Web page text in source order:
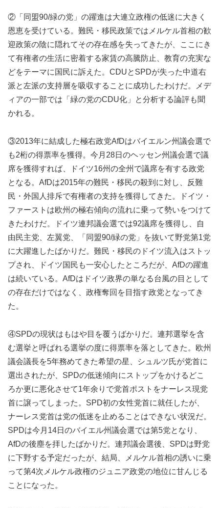
②「同盟90/緑の党」の躍進は大連立政権の低迷に大きく
恩恵を受けている。難民・移民政策ではメルケル首相の歓
迎政策の陰に隠れてその存在感を失ってきたが、ここにき
て有権者の生活に密着する家賃の高騰防止、教育の充実な
どをテーマに国民に訴えた。CDUとSPDが失った中道右
派と左派の支持層を吸収することに成功したわけだ。メデ
ィアの一部では「緑の党のCDU化」と分析する論評も聞
かれる。
③2013年に結成した極右政党AfDはバイエルン州議会選で
も2桁の得票率を獲得。今月28日のヘッセン州議会選で議
席を獲得すれば、ドイツ16州の全州で議席を有する政党
となる。AfDは2015年の難民・移民の殺到に対し、反難
民・外国人排斥で有権者の支持を獲得してきた。ドイツ・
ファーストは欧州の極右傾向の流れに乗って勢いをつけて
きたわけだ。ドイツ連邦議会選では92議席を獲得し、自
由民主党、左翼党、「同盟90/緑の党」を抜いて野党第1党
に大躍進したばかりだ。難民・移民のドイツ流入はストッ
プされ、ドイツ国民も一安心したところだが、AfDの躍進
は続いている。AfDはドイツ政界の単なる台風の目として
の存在だけではなく、政権奪回を目指す政党となってき
た。
④SPDの現状はもはや目を覆うばかりだ。連邦選挙を含
む選挙と呼ばれる選挙の度に得票率を落としてきた。欧州
議会議長を5年務めてきた希望の星、シュルツ氏が党首に
選出されたが、SPDの低迷傾向にストップをかけるどこ
ろか更に悪化させて1年余りで党首ポストをナーレス現党
首に譲ってしまった。SPD初の女性党首に就任したが、
ナーレス党首は党の低迷を止めることはできない状況だ。
SPDは今月14日のバイエル州議会選では第5党となり、
AfDの後塵を拝したばかりだ。連邦議会選後、SPDは野党
に下野する予定だったが、結局、メルケル首相の誘いに乗
って第4次メルケル政権のジュニア政党の地位に甘んじる
ことになった。